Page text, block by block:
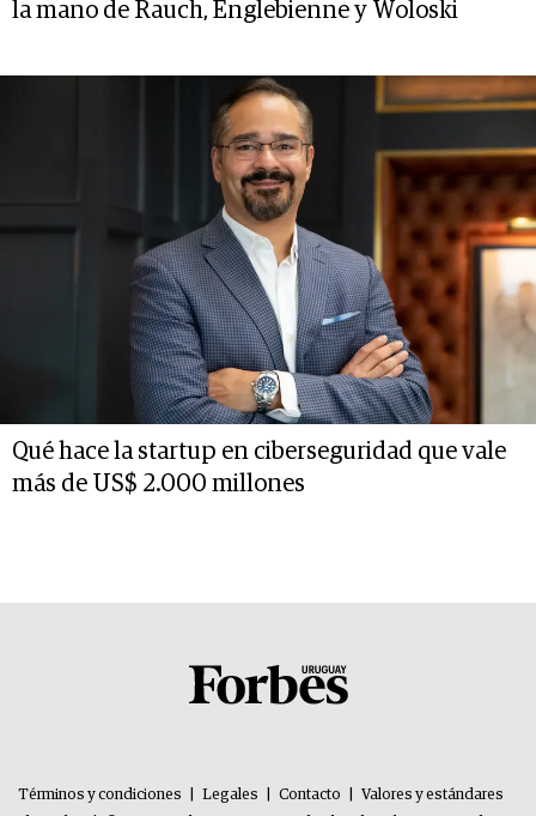
la mano de Rauch, Englebienne y Woloski
Qué hace la startup en ciberseguridad que vale
más de US$ 2.000 millones
Términos y condiciones Legales Contacto
Valores y estándares